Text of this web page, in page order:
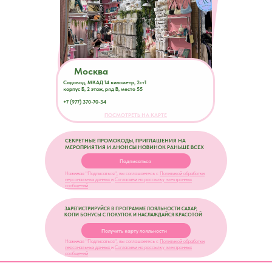
Москва
Садовод, МКАД 14 километр, 2ст1
корпус Б, 2 этаж, ряд В, место 55
ЗАРЕГИСТРИРУЙСЯ В ПРОГРАММЕ ЛОЯЛЬНОСТИ САХАР,
КОПИ БОНУСЫ С ПОКУПОК И НАСЛАЖДАЙСЯ КРАСОТОЙ
Нажимая "Подписаться", вы соглашаетесь с Политикой обработки
персональных данных и Согласием на рассылку электронных
сообщений
Получить карту лояльности
СЕКРЕТНЫЕ ПРОМОКОДЫ, ПРИГЛАШЕНИЯ НА
МЕРОПРИЯТИЯ И АНОНСЫ НОВИНОК РАНЬШЕ ВСЕХ
Подписаться
Нажимая "Подписаться", вы соглашаетесь с Политикой обработки
персональных данных и Согласием на рассылку электронных
сообщений
+7 (977) 370-70-34
ПОСМОТРЕТЬ НА КАРТЕ